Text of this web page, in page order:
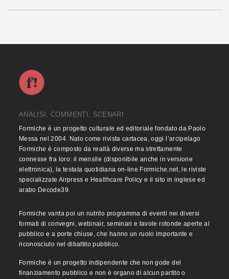
ANALISI, COMMENTI, SCENARI
Formiche è un progetto culturale ed editoriale fondato da Paolo
Messa nel 2004. Nato come rivista cartacea, oggi l’arcipelago
Formiche è composto da realtà diverse ma strettamente
connesse fra loro: il mensile (disponibile anche in versione
elettronica), la testata quotidiana on-line Formiche.net, le riviste
specializzate Airpress e Healthcare Policy e il sito in inglese ed
arabo Decode39.
Formiche vanta poi un nutrito programma di eventi nei diversi
formati di convegni, webinair, seminari e tavole rotonde aperte al
pubblico e a porte chiuse, che hanno un ruolo importante e
riconosciuto nel dibattito pubblico.
Formiche è un progetto indipendente che non gode del
finanziamento pubblico e non è organo di alcun partito o